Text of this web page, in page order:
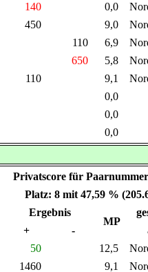
140 0,0
450 9,0
110 6,9
650 5,8
110 9,1
0,0
0,0
0,0
Privatscore für
Platz: 8 mit 47,59 %
Ergebnis
MP
+ -
50 12,5
1460 9,1